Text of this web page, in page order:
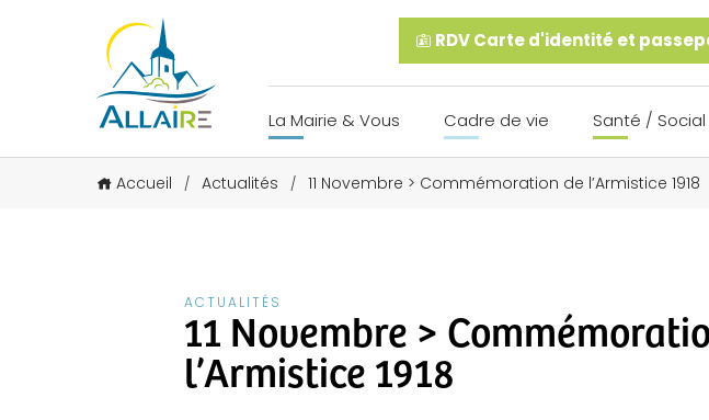
RDV Carte d'identité et
La Mairie & Vous Cadre de vie Santé / Social
Accueil / Actualités / 11 Novembre > Commémoration de l’Armistice 1918
ACTUALITÉS
11 Novembre >
l’Armistice 1918